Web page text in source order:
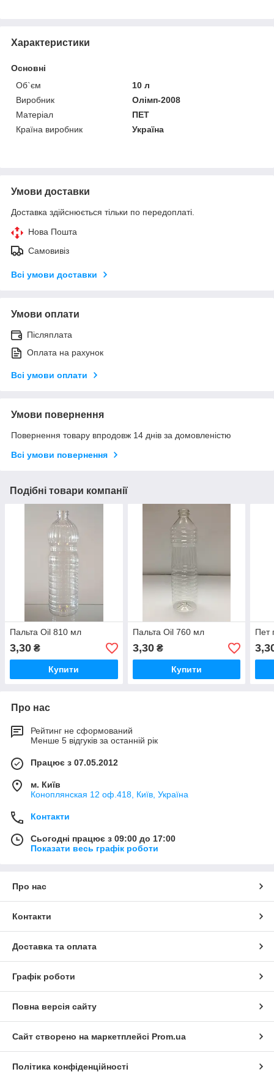
Характеристики
Основні
Об`єм
10 л
Виробник
Олімп-2008
Матеріал
ПЕТ
Країна виробник
Україна
Умови доставки
Доставка здійснюється тільки по передоплаті.
Нова Пошта
Самовивіз
Всі умови доставки
Умови оплати
Післяплата
Оплата на рахунок
Всі умови оплати
Умови повернення
Повернення товару впродовж 14 днів за домовленістю
Всі умови повернення
Подібні товари компанії
Пальта Оil 810 мл
3,30 ₴
Купити
Пальта Оil 760 мл
3,30₴
Купити
Пет
Про нас
Рейтинг не сформований
Менше 5 відгуків за останній рік
Працює з 07.05.2012
м. Київ
Коноплянская 12 оф.418, Київ, Україна
Контакти
Сьогодні працює з 09:00 до 17:00
Показати весь графік роботи
Про нас
Контакти
Доставка та оплата
Графік роботи
Повна версія сайту
Сайт створено на маркетплейсі Prom.ua
Політика конфіденційності